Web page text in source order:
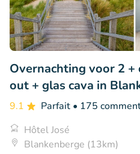
Overnachting voor 2
out + glas cava in
9.1 Parfait • 175
Hôtel José
Blankenberge (13km)